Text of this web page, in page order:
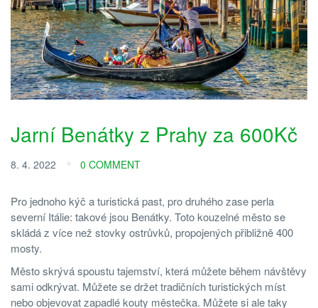
Jarní Benátky z Prahy za 600Kč
8. 4. 2022 0 COMMENT
Pro jednoho kýč a turistická past, pro druhého zase perla
severní Itálie: takové jsou Benátky. Toto kouzelné město se
skládá z více než stovky ostrůvků, propojených přibližně 400
mosty.
Město skrývá spoustu tajemství, která můžete během návštěvy
sami odkrývat. Můžete se držet tradičních turistických míst
nebo objevovat zapadlé kouty městečka. Můžete si ale taky